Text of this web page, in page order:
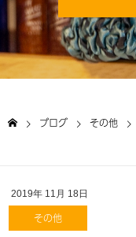
ブログ その他
2019年 11月 18日
その他